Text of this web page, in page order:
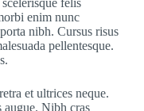
felis
enim nunc
nibh. Cursus risus
pellentesque.
et ultrices neque.
augue. Nibh cras